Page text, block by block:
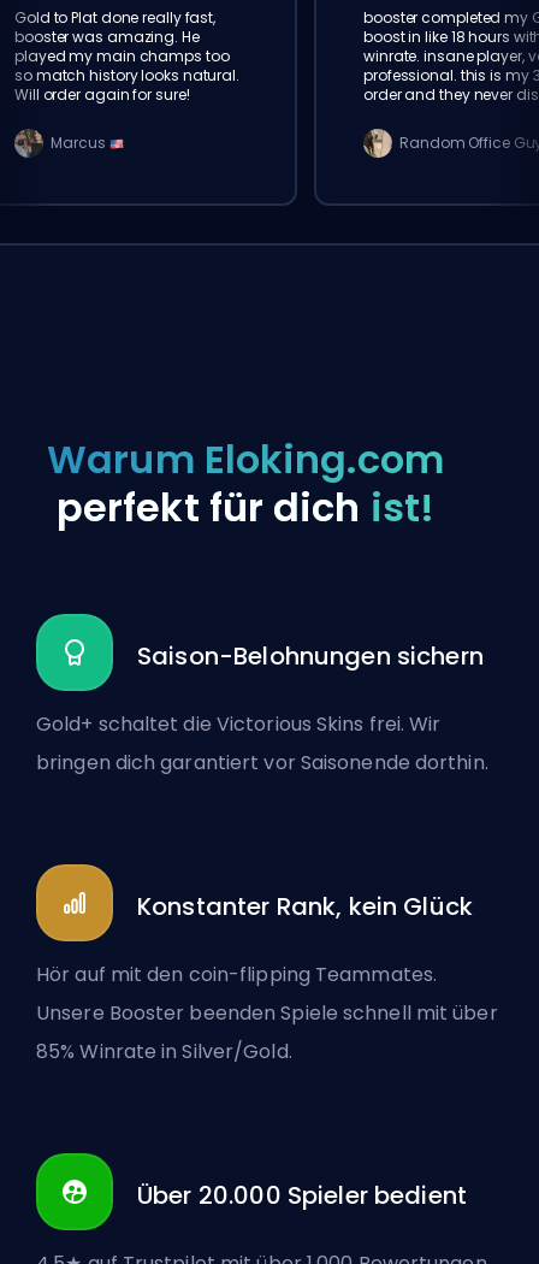
Gold to Plat done really fast,
booster was amazing. He
played my main champs too
so match history looks natural.
Will order again for sure!
Marcus
booster completed my
boost in like 18 hours
winrate. insane player,
professional. this is my
order and they never
Random Office
Warum Eloking.com
perfekt für dich ist!
Saison-Belohnungen sichern
Gold+ schaltet die Victorious Skins frei. Wir
bringen dich garantiert vor Saisonende dorthin.
Konstanter Rank, kein Glück
Hör auf mit den coin-flipping Teammates.
Unsere Booster beenden Spiele schnell mit über
85% Winrate in Silver/Gold.
Über 20.000 Spieler bedient